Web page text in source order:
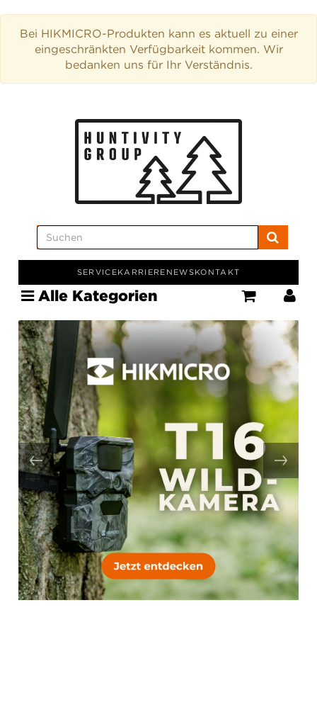
Bei HIKMICRO-Produkten kann es aktuell zu einer
eingeschränkten Verfügbarkeit kommen. Wir
bedanken uns für Ihr Verständnis.
SERVICEKARRIERE NEWSKONTAKT
Alle Kategorien